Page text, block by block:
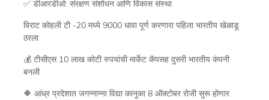
✅ डीआरडीओ: संरक्षण संशोधन आणि विकास संस्था
विराट कोहली टी -20 मध्ये 9000 धावा पूर्ण करणारा पहिला भारतीय खेळाडू
ठरला
💰 टीसीएस 10 लाख कोटी रुपयांची मार्केट कॅपसह दुसरी भारतीय कंपनी
बनली
🔶 आंध्र प्रदेशात जगन्नान्ना विद्या कानुका 8 ऑक्टोबर रोजी सुरू होणार